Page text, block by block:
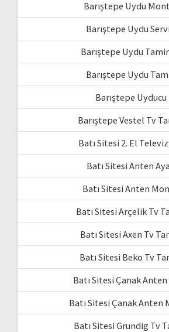
Barıştepe Uydu
Barıştepe Uydu
Barıştepe Uydu
Barıştepe Uydu
Barıştepe Uyducu
Barıştepe Vestel Tv
Batı Sitesi 2. El
Batı Sitesi Anten
Batı Sitesi Anten
Batı Sitesi Arçelik Tv
Batı Sitesi Axen Tv
Batı Sitesi Beko Tv
Batı Sitesi Çanak Anten
Batı Sitesi Çanak Anten
Batı Sitesi Grundig Tv